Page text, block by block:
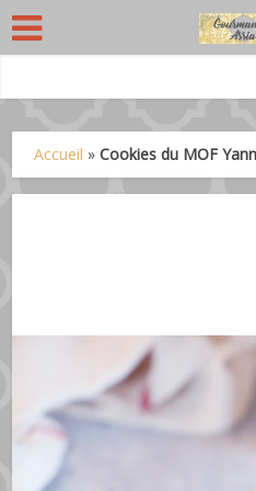
Accueil »Cookies du MOF